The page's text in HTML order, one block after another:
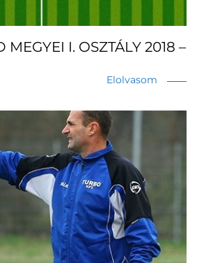
MEGYEI I. OSZTÁLY 2018 –
Elolvasom